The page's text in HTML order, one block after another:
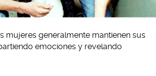
mujeres generalmente mantienen sus
emociones y revelando